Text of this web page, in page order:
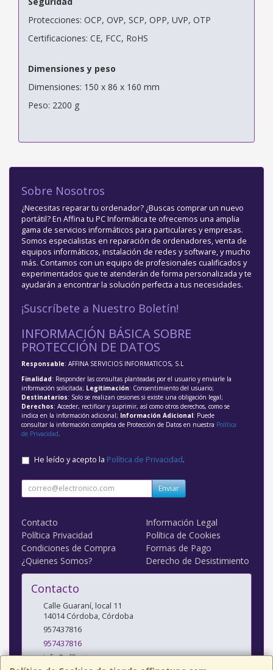
Protecciones: OCP, OVP, SCP, OPP, UVP, OTP
Certificaciones: CE, FCC, RoHS
Dimensiones y peso
Dimensiones: 150 x 86 x 160 mm
Peso: 2200 g
Sobre Nosotros
¿Necesitas reparar tu ordenador? ¿Buscas comprar un nuevo
portátil? En Affina tu PC Informática te ofrecemos una amplia
gama de servicios informáticos para particulares y empresas.
Somos especialistas en reparación de ordenadores, venta de
equipos informáticos, instalación de redes y software, y mucho
más. Contamos con un equipo de profesionales cualificados y
experimentados que te atenderán de forma personalizada y te
ayudarán a encontrar la solución perfecta a tus necesidades.
¡Suscríbete a Nuestro Boletín!
INFORMACIÓN BÁSICA SOBRE
PROTECCIÓN DE DATOS
Responsable: AFFINA SERVICIOS INFORMATICOS, S.L
Finalidad: Responder las consultas planteadas por el usuario y enviarle la
información solicitada; Legitimación: Consentimiento del usuario;
Destinatarios: Solo se realizan cesiones si existe una obligación legal;
Derechos: Acceder, rectificar y suprimir, así como otros derechos, como se
indica en la información adicional; Información Adicional: Puede
consultar la información completa de Protección de Datos en nuestra Política
de Privacidad
He leído y acepto la Política de Privacidad.
Enviar
Contacto
Información Legal
Política Privacidad
Política de Cookies
Condiciones de Compra
Formas de Pago
¿Quienes Somos?
Derecho de Desistimiento
Contacto
Calle Guaraní, local 11
14014 Córdoba, Córdoba
957437816
957437816
info@affinatupc.com